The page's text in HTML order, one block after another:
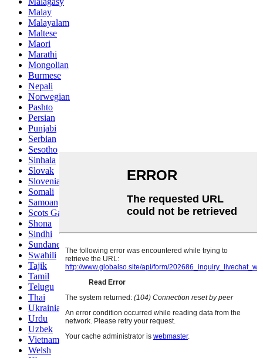
Malay
Malayalam
Maltese
Maori
Marathi
Mongolian
Burmese
Nepali
Norwegian
Pashto
Persian
Punjabi
Serbian
Sesotho
Sinhala
Slovak
Slovenian
Somali
Samoan
Scots Gaelic
Shona
Sindhi
Sundanese
Swahili
Tajik
Tamil
Telugu
Thai
Ukrainian
Urdu
Uzbek
Vietnamese
Welsh